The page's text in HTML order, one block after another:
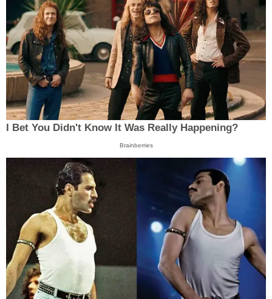
I Bet You Didn't Know It Was Really Happening?
Brainberries